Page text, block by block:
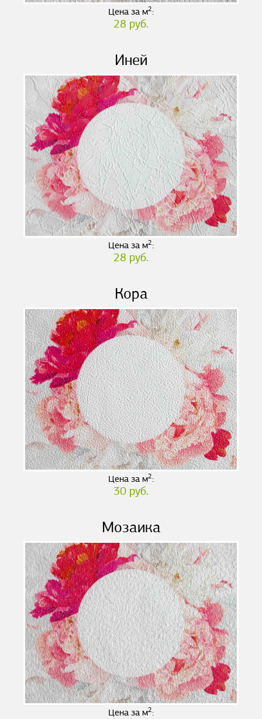
Цена за м2:
28 руб.
Иней
Цена за м2:
28 руб.
Кора
Цена за м2:
30 руб.
Мозаика
Цена за м2: